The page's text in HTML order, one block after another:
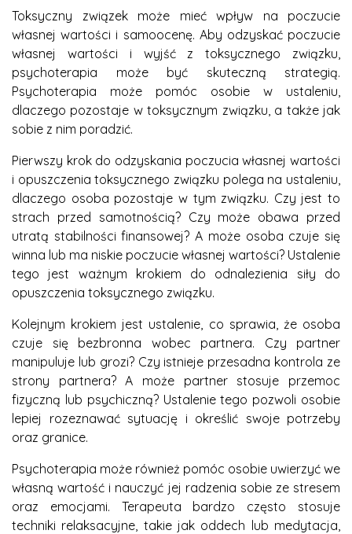
Toksyczny związek może mieć wpływ na poczucie
własnej wartości i samoocenę. Aby odzyskać poczucie
własnej wartości i wyjść z toksycznego związku,
psychoterapia może być skuteczną strategią.
Psychoterapia może pomóc osobie w ustaleniu,
dlaczego pozostaje w toksycznym związku, a także jak
sobie z nim poradzić.
Pierwszy krok do odzyskania poczucia własnej wartości
i opuszczenia toksycznego związku polega na ustaleniu,
dlaczego osoba pozostaje w tym związku. Czy jest to
strach przed samotnością? Czy może obawa przed
utratą stabilności finansowej? A może osoba czuje się
winna lub ma niskie poczucie własnej wartości? Ustalenie
tego jest ważnym krokiem do odnalezienia siły do
opuszczenia toksycznego związku.
Kolejnym krokiem jest ustalenie, co sprawia, że osoba
czuje się bezbronna wobec partnera. Czy partner
manipuluje lub grozi? Czy istnieje przesadna kontrola ze
strony partnera? A może partner stosuje przemoc
fizyczną lub psychiczną? Ustalenie tego pozwoli osobie
lepiej rozeznawać sytuację i określić swoje potrzeby
oraz granice.
Psychoterapia może również pomóc osobie uwierzyć we
własną wartość i nauczyć jej radzenia sobie ze stresem
oraz emocjami. Terapeuta bardzo często stosuje
techniki relaksacyjne, takie jak oddech lub medytacja,